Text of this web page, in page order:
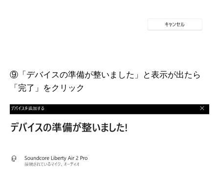
⑨「デバイスの準備が整いました」と表示が出たら
「完了」をクリック